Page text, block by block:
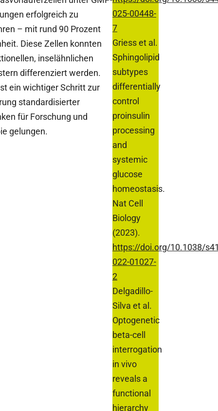
erfolgreich zu
– mit rund 90 Prozent
Diese Zellen konnten
inselähnlichen
differenziert werden.
ein wichtiger Schritt zur
standardisierter
für Forschung und
gelungen.
025-00448-
7
Griess et al.
Sphingolipid
subtypes
differentially
control
proinsulin
processing
and
systemic
glucose
homeostasis.
Nat Cell
Biology
(2023).
https://doi.org/10.1038/
022-01027-
2
Delgadillo-
Silva et al.
Optogenetic
beta-cell
interrogation
in vivo
reveals a
functional
hierarchy